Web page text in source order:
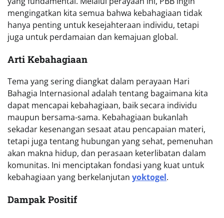
mengingatkan kita semua bahwa kebahagiaan tidak
hanya penting untuk kesejahteraan individu, tetapi
juga untuk perdamaian dan kemajuan global.
Arti Kebahagiaan
Tema yang sering diangkat dalam perayaan Hari
Bahagia Internasional adalah tentang bagaimana kita
dapat mencapai kebahagiaan, baik secara individu
maupun bersama-sama. Kebahagiaan bukanlah
sekadar kesenangan sesaat atau pencapaian materi,
tetapi juga tentang hubungan yang sehat, pemenuhan
akan makna hidup, dan perasaan keterlibatan dalam
komunitas. Ini menciptakan fondasi yang kuat untuk
kebahagiaan yang berkelanjutan yoktogel.
Dampak Positif